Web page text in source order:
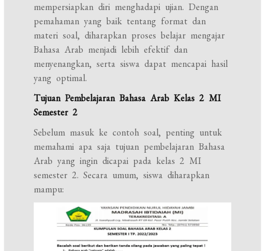
mempersiapkan diri menghadapi ujian. Dengan
pemahaman yang baik tentang format dan
materi soal, diharapkan proses belajar mengajar
Bahasa Arab menjadi lebih efektif dan
menyenangkan, serta siswa dapat mencapai hasil
yang optimal.
Tujuan Pembelajaran Bahasa Arab Kelas 2 MI
Semester 2
Sebelum masuk ke contoh soal, penting untuk
memahami apa saja tujuan pembelajaran Bahasa
Arab yang ingin dicapai pada kelas 2 MI
semester 2. Secara umum, siswa diharapkan
mampu: